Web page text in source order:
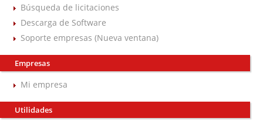
Búsqueda de licitaciones
Descarga de Software
Soporte empresas (Nueva ventana)
Empresas
Mi empresa
Utilidades